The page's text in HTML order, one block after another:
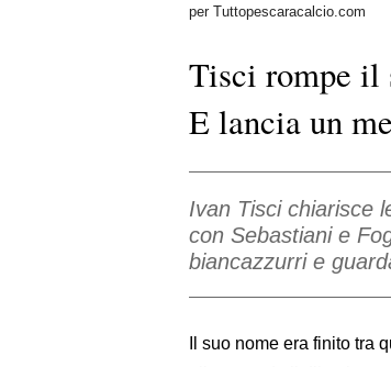
per Tuttopescaracalcio.com
Tisci rompe il
E lancia un
Ivan Tisci chiarisce
con Sebastiani e
biancazzurri e
Il suo nome era finito tra